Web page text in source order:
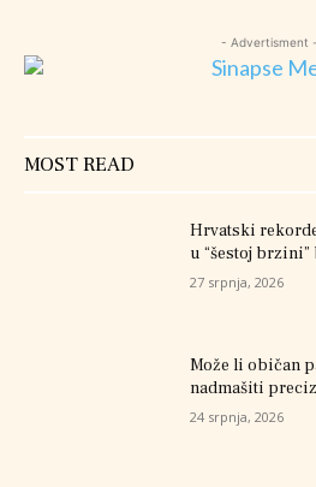
- Advertisment -
MOST READ
Hrvatski
u “šestoj brzini”
27 srpnja, 2026
Može li običan
nadmašiti
24 srpnja, 2026